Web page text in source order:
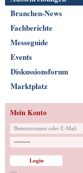
Branchen-News
Fachberichte
Messeguide
Events
Diskussionsforum
Marktplatz
Mein Konto